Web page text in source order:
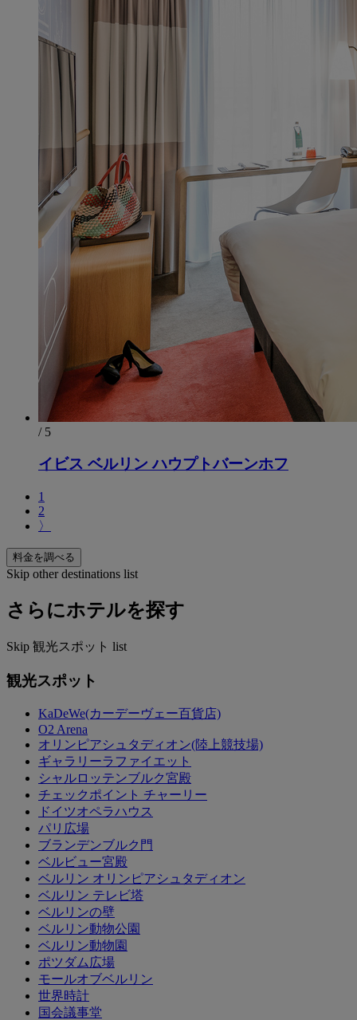
/ 5
イビス ベルリン ハウプトバーンホフ
1
2
〉
料金を調べる
Skip other destinations list
さらにホテルを探す
Skip 観光スポット list
観光スポット
KaDeWe(カーデーヴェー百貨店)
O2 Arena
オリンピアシュタディオン(陸上競技場)
ギャラリーラファイエット
シャルロッテンブルク宮殿
チェックポイント チャーリー
ドイツオペラハウス
パリ広場
ブランデンブルク門
ベルビュー宮殿
ベルリン オリンピアシュタディオン
ベルリン テレビ塔
ベルリンの壁
ベルリン動物公園
ベルリン動物園
ポツダム広場
モールオブベルリン
世界時計
国会議事堂